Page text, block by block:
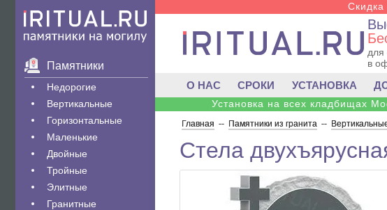
Памятники
Недорогие
Вертикальные
Горизонтальные
Маленькие
Двойные
Тройные
Элитные
Гранитные
для
в
О НАС СРОКИ УСТАНОВКА
Установка на всех кладбищах
Главная -- Памятники из гранита --
Стела